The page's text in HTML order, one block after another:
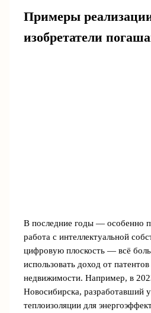
Примеры
изобретатели
В последние годы — особенно
работа с интеллектуальной
цифровую плоскость — всё
использовать доход от
недвижимости. Например, в
Новосибирска, разработавший
теплоизоляции для